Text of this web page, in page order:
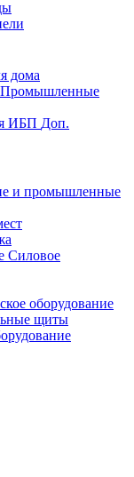
дома
Промышленные
Доп.
и промышленные
Силовое
оборудование
щиты